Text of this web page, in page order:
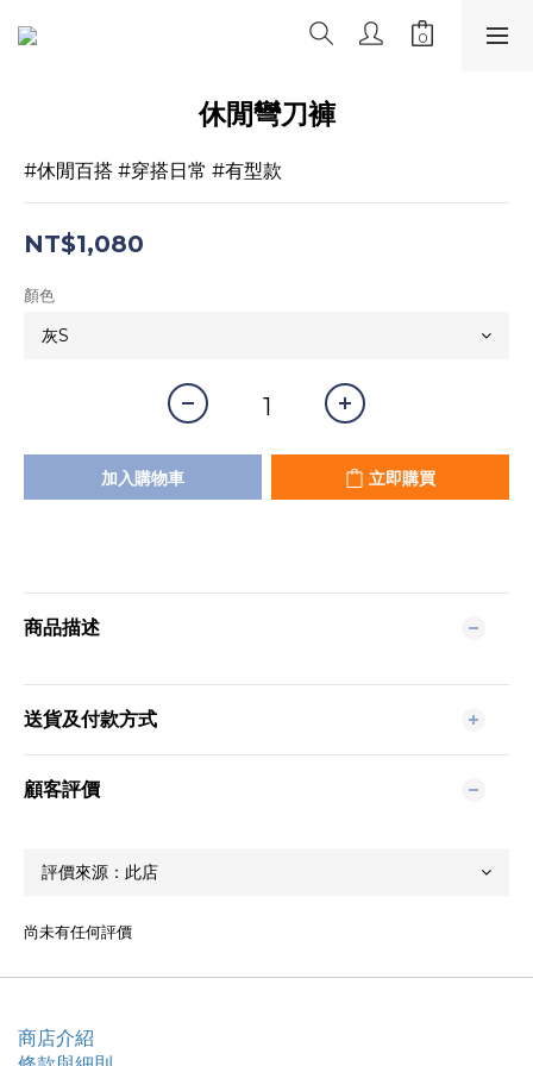
休閒彎刀褲
#休閒百搭 #穿搭日常 #有型款
NT$1,080
顏色
加入購物車 立即購買
商品描述
送貨及付款方式
顧客評價
尚未有任何評價
商店介紹